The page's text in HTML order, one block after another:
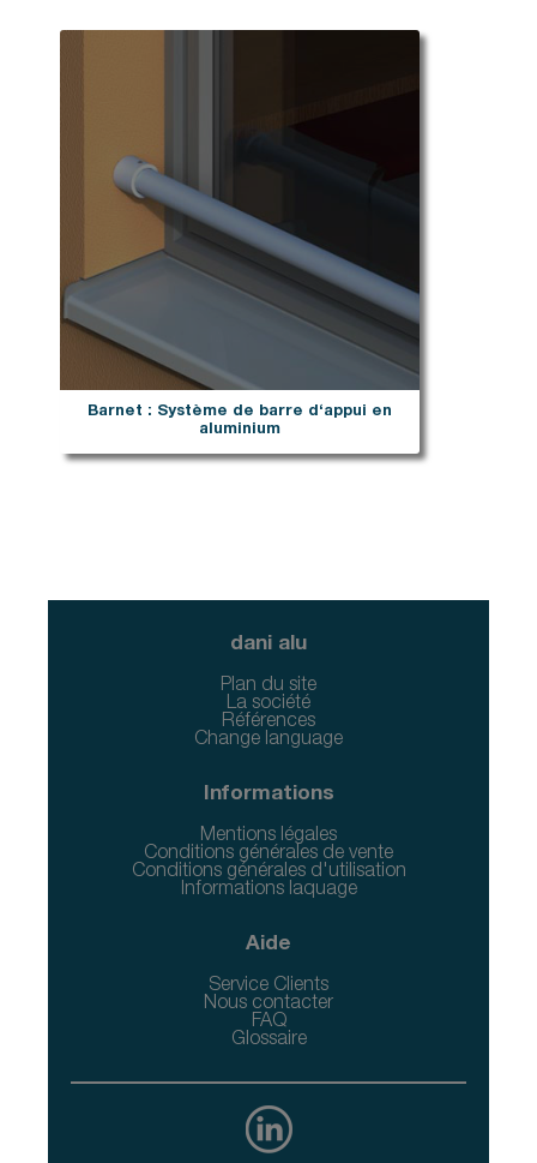
Barnet : Système de barre d‘appui en
aluminium
dani alu
Plan du site
La société
Références
Change language
Informations
Mentions légales
Conditions générales de vente
Conditions générales d'utilisation
Informations laquage
Aide
Service Clients
Nous contacter
FAQ
Glossaire